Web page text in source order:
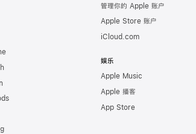
管理你的 Apple 账户
Apple Store 账户
iCloud.com
娱乐
Apple Music
Apple 播客
App Store